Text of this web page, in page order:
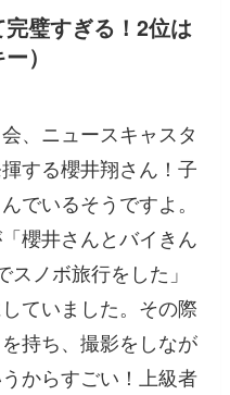
璧すぎる！2位は
）
、ニュースキャスタ
する櫻井翔さん！子
でいるそうですよ。
櫻井さんとバイきん
ノボ旅行をした」
ていました。その際
持ち、撮影をしなが
からすごい！上級者